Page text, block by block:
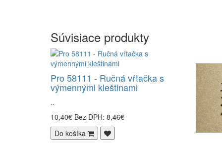
Súvisiace produkty
Pro 58111 - Ručná vŕtačka s
výmennými kleštinami
..
10,40€ Bez DPH: 8,46€
Do košíka